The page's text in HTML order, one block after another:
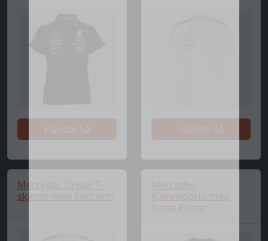
Handle nå Handle nå
Mercedes Driver T-
skjorte med kort erm
Mercedes
Kjøreskjorte med
Korte Ermer